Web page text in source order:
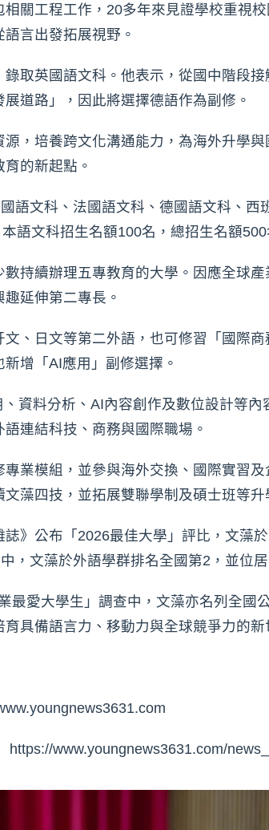
關工程工作，20多年來見證學校重視
言出發拓展視野。
取英國語文科。他表示，從國中階段
道路」，因此將選擇德語作為副修。
，培養跨文化溝通能力，為海外升學
的新起點。
語文科、法國語文科、德國語文科、西
語文科招生名額100名，總招生名額500
持續辦理五專教育的大學。因應全球
延伸第二專長。
、日文等第二外語，也可修習「國際
增「AI應用」副修選擇。
資料分析、AI內容創作及數位設計等
連結科技、商務與國際職場。
業模組，並參與海外交換、國際實習
藻四技，並拓展雙聯學制及碩士班等升
》公布「2026最佳大學」評比，文藻
，文藻於外語學群排名全國第2，並位
最愛大學生」調查中，文藻亦名列全國
具備語言力、移動力與全球競爭力的新
www.youngnews3631.com/